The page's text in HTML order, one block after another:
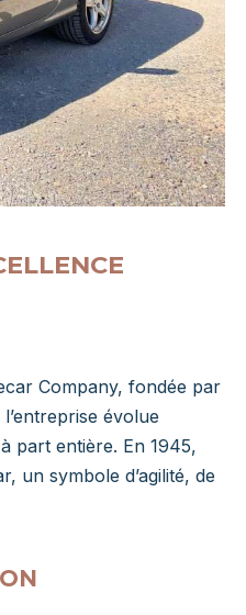
Company, fondée par
évolue
part entière. En 1945,
un symbole d’agilité, de